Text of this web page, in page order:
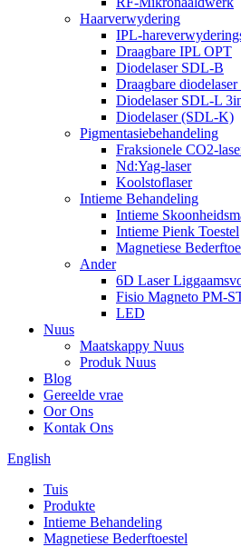
Haarverwydering
IPL-
Draagbare IPL OPT
Diodelaser SDL-B
Draagbare
Diodelaser SDL-L
Diodelaser (SDL-K)
Pigmentasiebehandeling
Fraksionele CO2-
Nd:Yag-laser
Koolstoflaser
Intieme Behandeling
Intieme
Intieme Pienk Toestel
Magnetiese
Ander
6D Laser
Fisio Magneto PM-
LED
Nuus
Maatskappy Nuus
Produk Nuus
Blog
Gereelde vrae
Oor Ons
Kontak Ons
English
Tuis
Produkte
Intieme Behandeling
Magnetiese Bederftoestel